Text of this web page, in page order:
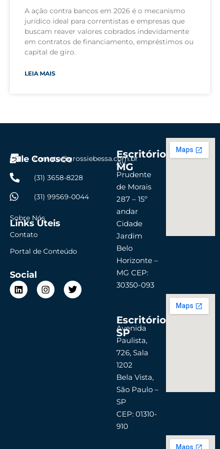
A ação contra bancos em 2026 é o mecanismo
jurídico ideal para correntistas e empresas que
buscam reaver valores cobrados indevidamente
em contratos de financiamento, empréstimos ou
capital de giro.
LEIA MAIS
Fale Conosco
contato@grossiebessa.com.br
(31) 3658-8228
(31) 99569-0044
Links Úteis
Sobre Nós
Contato
Portal de Conteúdo
Social
L
i
n
I
n
s
T
w
i
Escritório
MG
Av.
Prudente
de Morais
287 – 15º
andar
Cidade
Jardim
Belo
Horizonte –
MG CEP:
30350-093
Escritório
SP
Avenida
Paulista,
726, Sala
1202
Bela Vista,
São Paulo –
SP
CEP: 01310-
910